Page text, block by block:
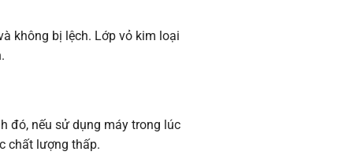
không bị lệch. Lớp vỏ kim loại
đó, nếu sử dụng máy trong lúc
chất lượng thấp.